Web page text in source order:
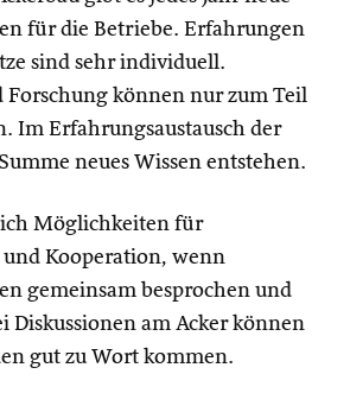
für die Betriebe. Erfahrungen
sind sehr individuell.
Forschung können nur zum Teil
Im Erfahrungsaustausch der
neues Wissen entstehen.
Möglichkeiten für
Kooperation, wenn
gemeinsam besprochen und
Diskussionen am Acker können
gut zu Wort kommen.